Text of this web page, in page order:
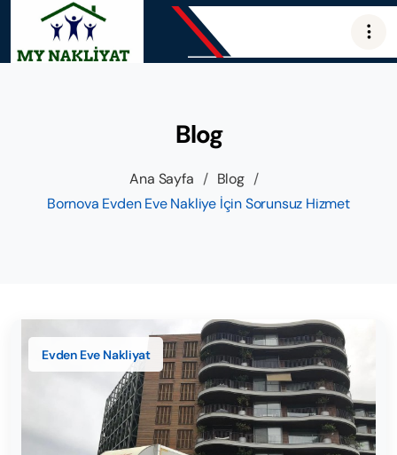
Blog
Ana Sayfa / Blog /
Bornova Evden Eve Nakliye İçin Sorunsuz Hizmet
Evden Eve Nakliyat